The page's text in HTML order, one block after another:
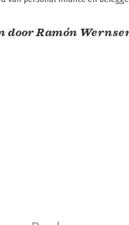
door Ramón